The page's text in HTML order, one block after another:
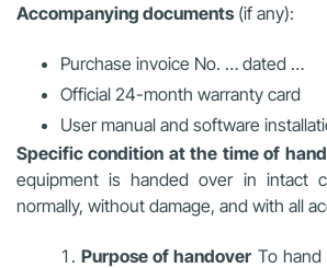
Accompanying documents(if any):
Purchase invoice No. … dated …
Official 24-month warranty card
User manual and software
Specific condition at the time of
equipment is handed over in intact
normally, without damage, and with all
Purpose of handover To